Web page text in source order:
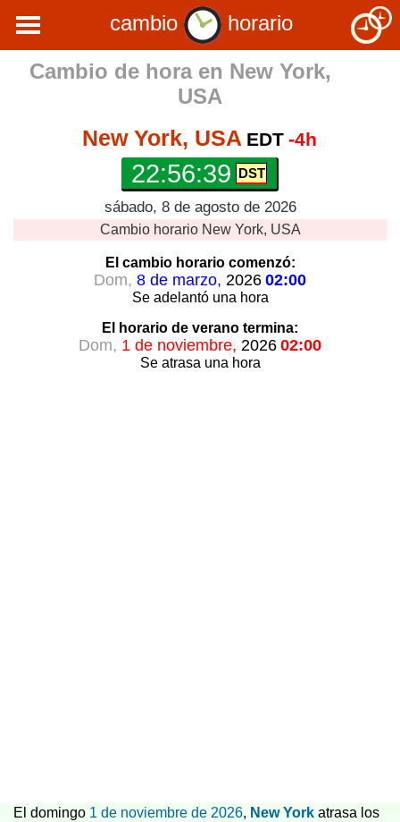
cambio
horario
Cambio de hora en New York,
USA
New York, USA EDT -4h
22:56:39
sábado, 8 de agosto de 2026
Cambio horario New York, USA
El cambio horariocomenzó:
Dom, 8 de marzo, 2026 02:00
Se adelantó una hora
El horario de verano termina:
Dom, 1 de noviembre, 2026 02:00
Se atrasa una hora
El domingo 1 de noviembre de 2026, New York atrasa los